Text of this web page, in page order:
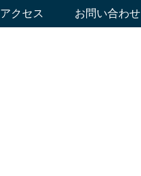
アクセス お問い合わせ